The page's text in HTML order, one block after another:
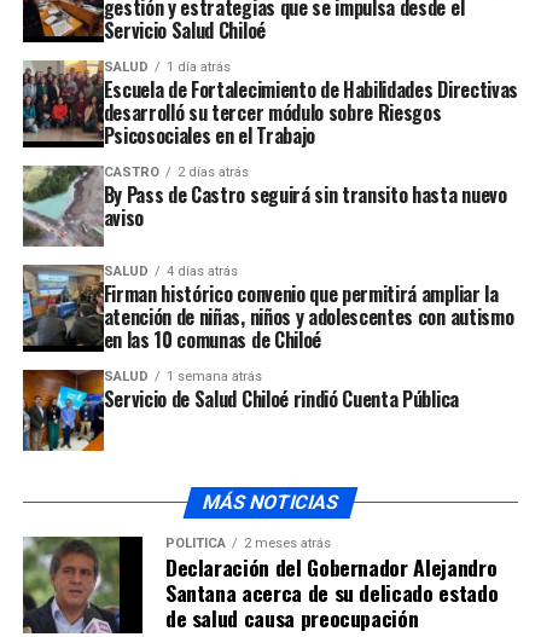
audio
parte de la comunidad educativa por las continuas
deficiencias que ha mostrado el edificio desde que fue
construido.
Reproductor
de
audio
00:00
En tanto, eldirector regional de Arquitectura del
ministerio de Obras Públicas, Marco Scheing
expresó que está el compromiso de la empresa de
terminar con los arreglos que precisa el inmueble.
Reproductor
de
audio
00:00
También se comprometió la presencia de dos
inspectores fiscales que tendrán la misión de supervisar
los trabajos que deberían terminar con las filtraciones
UP NEXT
En Ancud se suspenderán de manera indefinida las
clases desde el lunes 15 de abril
gestión y estrategias que se impulsa desde el
Servicio Salud Chiloé
SALUD 1 día atrás
Escuela de Fortalecimiento de Habilidades Directivas
desarrolló su tercer módulo sobre Riesgos
Psicosociales en el Trabajo
CASTRO 2 días atrás
By Pass de Castro seguirá sin transito hasta nuevo
aviso
SALUD 4 días atrás
Firman histórico convenio que permitirá ampliar la
atención de niñas, niños y adolescentes con autismo
en las 10 comunas de Chiloé
SALUD 1 semana atrás
Servicio de Salud Chiloé rindió Cuenta Pública
MÁS NOTICIAS
POLÍTICA 2 meses atrás
Declaración del Gobernador Alejandro
Santana acerca de su delicado estado
de salud causa preocupación